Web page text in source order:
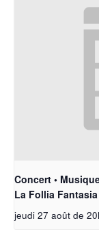
Concert •
La Follia
jeudi 27 août de